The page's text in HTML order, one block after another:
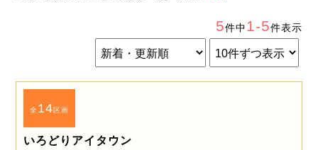
5件中1-5件表示
全14区画
いろどりアイタウン